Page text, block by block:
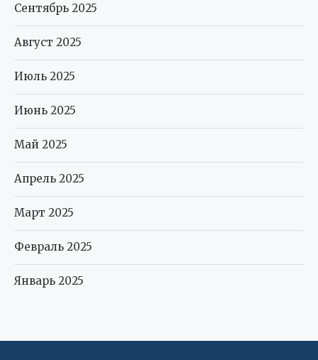
Сентябрь 2025
Август 2025
Июль 2025
Июнь 2025
Май 2025
Апрель 2025
Март 2025
Февраль 2025
Январь 2025